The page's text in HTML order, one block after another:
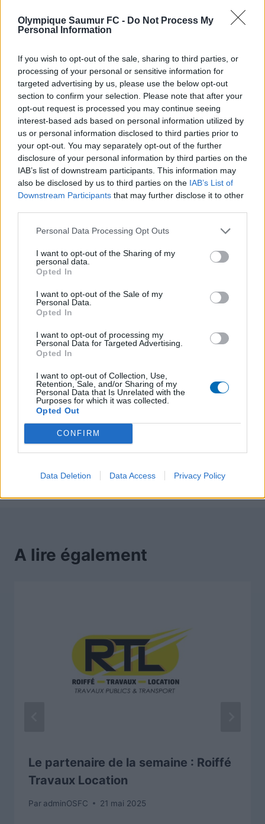
Olympique Saumur FC - Do Not Process My
Personal Information
If you wish to opt-out of the sale, sharing to third parties, or
processing of your personal or sensitive information for
targeted advertising by us, please use the below opt-out
section to confirm your selection. Please note that after your
opt-out request is processed you may continue seeing
interest-based ads based on personal information utilized by
us or personal information disclosed to third parties prior to
your opt-out. You may separately opt-out of the further
disclosure of your personal information by third parties on the
IAB’s list of downstream participants. This information may
also be disclosed by us to third parties on the IAB’s List of
Downstream Participants that may further disclose it to other
Personal Data Processing Opt Outs
I want to opt-out of the Sharing of my
personal data.
Opted In
I want to opt-out of the Sale of my
Personal Data.
Opted In
I want to opt-out of processing my
Personal Data for Targeted Advertising.
Opted In
I want to opt-out of Collection, Use,
Retention, Sale, and/or Sharing of my
Personal Data that Is Unrelated with the
Purposes for which it was collected.
Opted Out
CONFIRM
Data Deletion Data Access Privacy Policy
résidera dans larégularité.
capable de fulgurances décisives et une assise
défensive qui se stabilise. Mais le National 2 est
une course d’endurance, et le plus dur
commence maintenant.
Le défi normand à l’horizon
Le prochain rendez-vous nous emmène à
Granville le 7 mars. Face à un adversaire qui
lutte pour sa survie, ce déplacement sera un
véritable révélateur de maturité. Ramener un
prendre une option sérieuse sur le maintien
mathématique et d’aborder les dernières
journées avec une liberté créative accrue.
soutien aux Rives du Thouet et à l’extérieur est
notre moteur. Ensemble, portons nos couleurs
vers les sommets !
PRÉCÉDENT
end du 21 & 22 février
Martin Hye
A lire également
Le partenaire de la semaine : Roiffé
Travaux Location
Par adminOSFC 21 mai 2025